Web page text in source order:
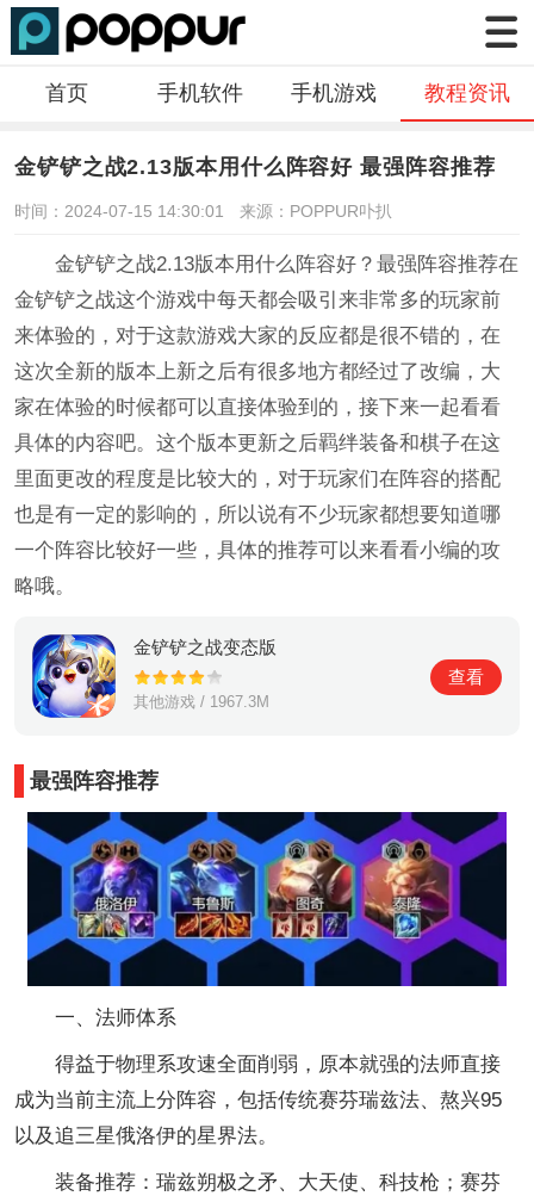
首页 手机软件 手机游戏 教程资讯
金铲铲之战2.13版本用什么阵容好 最强阵容推荐
时间：2024-07-15 14:30:01 来源：POPPUR卟扒
金铲铲之战2.13版本用什么阵容好？最强阵容推荐在
金铲铲之战这个游戏中每天都会吸引来非常多的玩家前
来体验的，对于这款游戏大家的反应都是很不错的，在
这次全新的版本上新之后有很多地方都经过了改编，大
家在体验的时候都可以直接体验到的，接下来一起看看
具体的内容吧。这个版本更新之后羁绊装备和棋子在这
里面更改的程度是比较大的，对于玩家们在阵容的搭配
也是有一定的影响的，所以说有不少玩家都想要知道哪
一个阵容比较好一些，具体的推荐可以来看看小编的攻
略哦。
金铲铲之战变态版
其他游戏 / 1967.3M
查看
最强阵容推荐
一、法师体系
得益于物理系攻速全面削弱，原本就强的法师直接
成为当前主流上分阵容，包括传统赛芬瑞兹法、熬兴95
以及追三星俄洛伊的星界法。
装备推荐：瑞兹朔极之矛、大天使、科技枪；赛芬